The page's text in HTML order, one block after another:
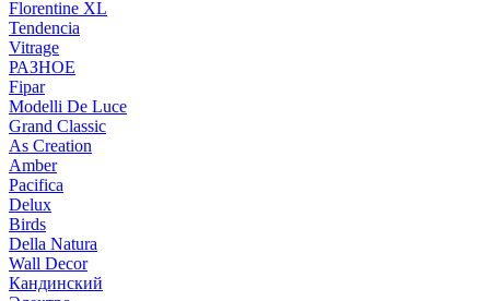
Florentine XL
Tendencia
Vitrage
РАЗНОЕ
Fipar
Modelli De Luce
Grand Classic
As Creation
Amber
Pacifica
Delux
Birds
Della Natura
Wall Decor
Кандинский